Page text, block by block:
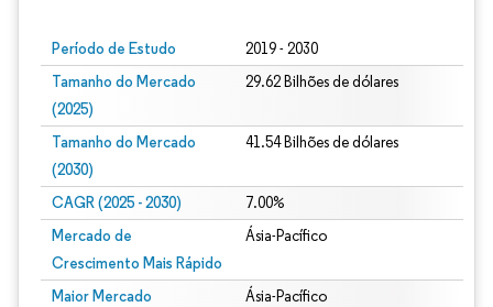
Período de Estudo 2019 - 2030
Tamanho do Mercado
(2025)
29.62 Bilhões de dólares
Tamanho do Mercado
(2030)
41.54 Bilhões de dólares
CAGR (2025 - 2030) 7.00%
Mercado de
Crescimento Mais Rápido
Ásia-Pacífico
Maior Mercado Ásia-Pacífico